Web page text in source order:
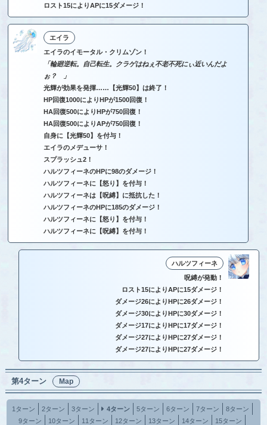
ロスト15によりAPに15ダメージ！
エイラ
エイラのイモータル・クリムゾン！
「輪廻逆転。自己転生。クラゲはねぇ不老不死にぃ近いんだよ
ぉ？ 」
光輝が効果を発揮……【光輝50】は終了！
HP回復1000によりHPが1500回復！
HA回復500によりHPが750回復！
HA回復500によりAPが750回復！
自身に【光輝50】を付与！
エイラのメデューサ！
スプラッシュ2！
ハルツフィーネのHPに98のダメージ！
ハルツフィーネに【怒り】を付与！
ハルツフィーネは【呪縛】に抵抗した！
ハルツフィーネのHPに185のダメージ！
ハルツフィーネに【怒り】を付与！
ハルツフィーネに【呪縛】を付与！
ハルツフィーネ
呪縛が発動！
ロスト15によりAPに15ダメージ！
ダメージ26によりHPに26ダメージ！
ダメージ30によりHPに30ダメージ！
ダメージ17によりHPに17ダメージ！
ダメージ27によりHPに27ダメージ！
ダメージ27によりHPに27ダメージ！
第4ターン Map
1ターン 2ターン 3ターン 4ターン 5ターン 6ターン 7ターン
8ターン
9ターン
10ターン 11ターン 12ターン 13ターン 14ターン
15ターン